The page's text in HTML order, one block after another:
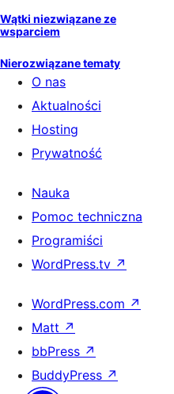
Wątki niezwiązane ze
wsparciem
Nierozwiązane tematy
O nas
Aktualności
Hosting
Prywatność
Nauka
Pomoc techniczna
Programiści
WordPress.tv ↗
WordPress.com ↗
Matt ↗
bbPress ↗
BuddyPress ↗